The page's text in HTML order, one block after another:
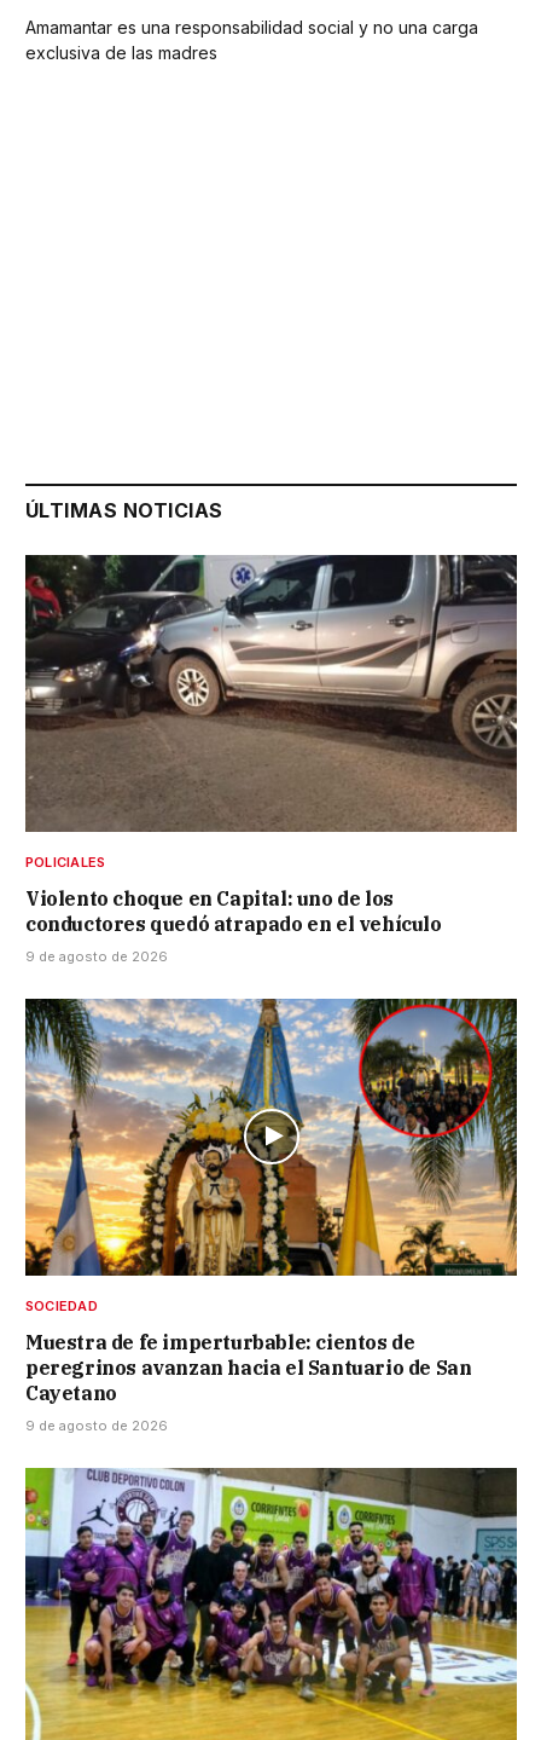
Amamantar es una responsabilidad social y no una carga
exclusiva de las madres
ÚLTIMAS NOTICIAS
POLICIALES
Violento choque en Capital: uno de los
conductores quedó atrapado en el vehículo
9 de agosto de 2026
SOCIEDAD
Muestra de fe imperturbable: cientos de
peregrinos avanzan hacia el Santuario de San
Cayetano
9 de agosto de 2026